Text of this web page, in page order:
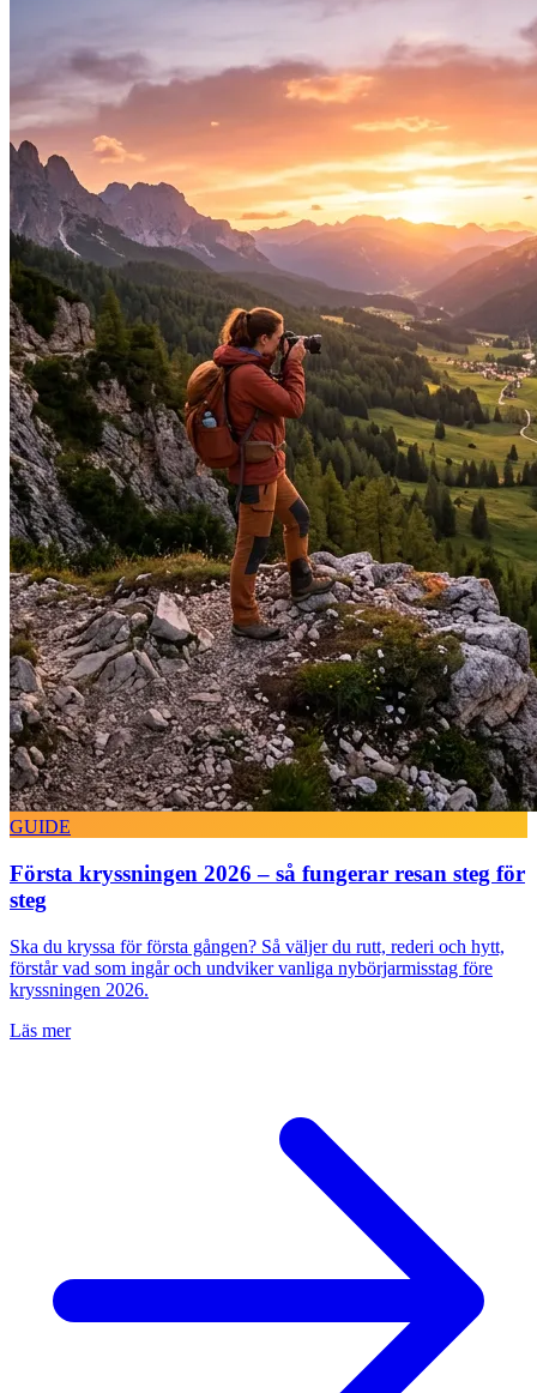
GUIDE
Första kryssningen 2026 – så fungerar resan steg för
steg
Ska du kryssa för första gången? Så väljer du rutt, rederi och hytt,
förstår vad som ingår och undviker vanliga nybörjarmisstag före
kryssningen 2026.
Läs mer